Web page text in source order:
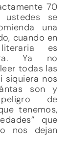
70
se
una
cuando en
es
Ya no
todas las
siquiera nos
son y
de
tenemos,
que
nos dejan